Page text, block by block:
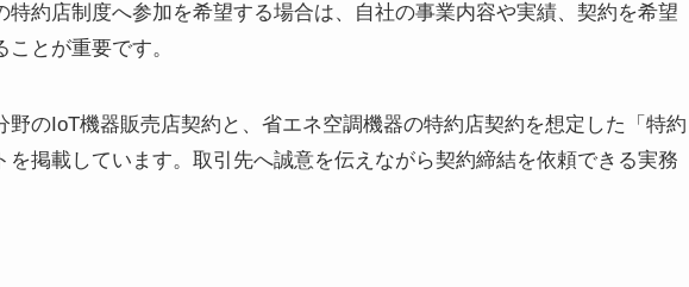
特約店制度へ参加を希望する場合は、自社の事業内容や実績、契約を希望
とが重要です。
野のIoT機器販売店契約と、省エネ空調機器の特約店契約を想定した「特約
を掲載しています。取引先へ誠意を伝えながら契約締結を依頼できる実務